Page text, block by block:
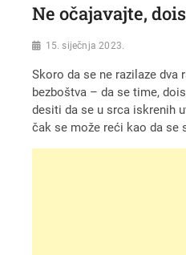
Ne očajavajte,
15. siječnja 2023.
Skoro da se ne razilaze
bezboštva – da se time,
desiti da se u srca iskrenih
čak se može reći kao da se